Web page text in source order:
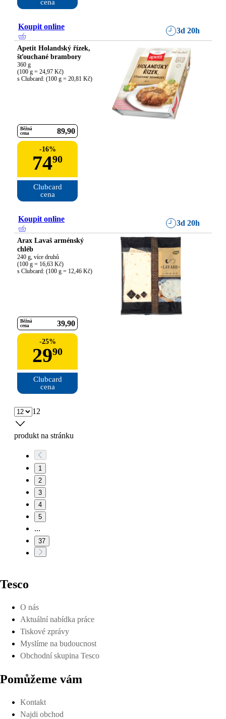
cena
Koupit online 3d 20h
Apetit Holandský řízek,
šťouchané brambory
360 g
(100 g = 24,97 Kč)
s Clubcard: (100 g = 20,81 Kč)
Běžná
cena
89 90
-16%
7490
Clubcard
cena
Koupit online 3d 20h
Arax Lavaš arménský
chléb
240 g, více druhů
(100 g = 16,63 Kč)
s Clubcard: (100 g = 12,46 Kč)
Běžná
cena
39 90
-25%
2990
Clubcard
cena
12
produkt na stránku
1
2
3
4
5
...
37
Tesco
O nás
Aktuální nabídka práce
Tiskové zprávy
Myslíme na budoucnost
Obchodní skupina Tesco
Pomůžeme vám
Kontakt
Najdi obchod